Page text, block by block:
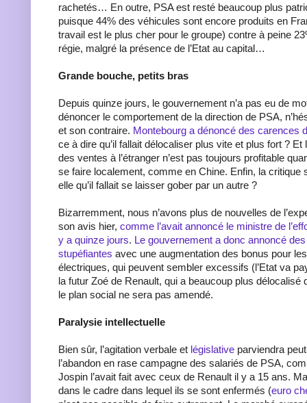
rachetés… En outre, PSA est resté beaucoup plus
puisque 44% des véhicules sont encore produits en
travail est le plus cher pour le groupe) contre à peine
régie, malgré la présence de l’Etat au capital…
Grande bouche, petits bras
Depuis quinze jours, le gouvernement n’a pas eu de
dénoncer le comportement de la direction de PSA,
et son contraire. Montebourg a dénoncé des carences
ce à dire qu’il fallait délocaliser plus vite et plus fort ? Et
des ventes à l’étranger n’est pas toujours profitable
se faire localement, comme en Chine. Enfin, la critique
elle qu’il fallait se laisser gober par un autre ?
Bizarremment, nous n’avons plus de nouvelles de
son avis hier, comme l’avait annoncé le ministre de
y a quinze jours. Le gouvernement a donc annoncé
stupéfiantes avec une augmentation des bonus pour
électriques, qui peuvent sembler excessifs (l’Etat va
la futur Zoé de Renault, qui a beaucoup plus délocalisé
le plan social ne sera pas amendé.
Paralysie intellectuelle
Bien sûr, l’agitation verbale et législative parviendra
l’abandon en rase campagne des salariés de PSA,
Jospin l’avait fait avec ceux de Renault il y a 15 ans.
dans le cadre dans lequel ils se sont enfermés (euro